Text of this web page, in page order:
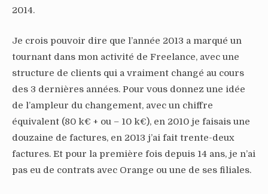
2014.
Je crois pouvoir dire que l’année 2013 a marqué un
tournant dans mon activité de Freelance, avec une
structure de clients qui a vraiment changé au cours
des 3 dernières années. Pour vous donnez une idée
de l’ampleur du changement, avec un chiffre
équivalent (80 k€ + ou – 10 k€), en 2010 je faisais une
douzaine de factures, en 2013 j’ai fait trente-deux
factures. Et pour la première fois depuis 14 ans, je n’ai
pas eu de contrats avec Orange ou une de ses filiales.